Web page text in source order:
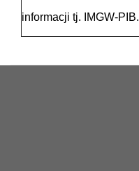
informacji tj. IMGW-PIB.